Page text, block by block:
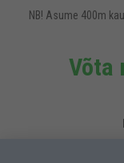
NB! Asume 400m
Võta